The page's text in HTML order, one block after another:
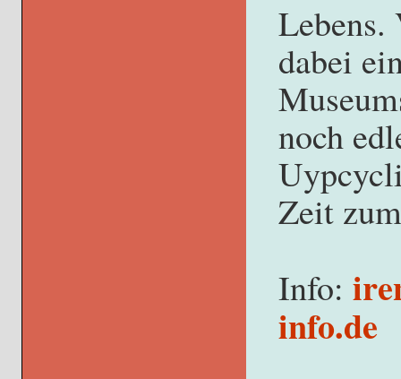
dabei
noch
Zeit
Info:
info.de